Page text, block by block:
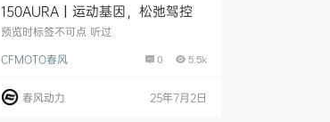
150AURA丨运动基因，松弛驾控
预览时标签不可点 听过
CFMOTO春风
0 5.5k
春风动力 25年7月2日